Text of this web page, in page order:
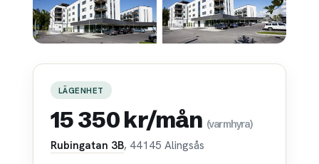
LÄGENHET
15 350 kr/mån (varmhyra)
Rubingatan 3B, 44145 Alingsås